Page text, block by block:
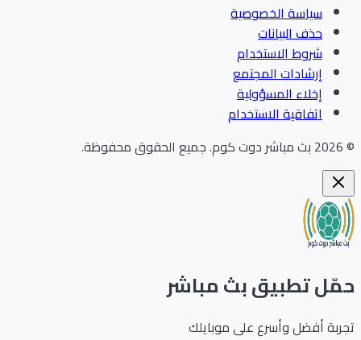
سياسة الخصوصية
حذف البيانات
شروط الاستخدام
إرشادات المجتمع
إخلاء المسؤولية
اتفاقية الاستخدام
بث مباشر دوت كوم.جميع الحقوق محفوظة.
تطبيق بث مباشر
أفضل وأسرع على موبايلك